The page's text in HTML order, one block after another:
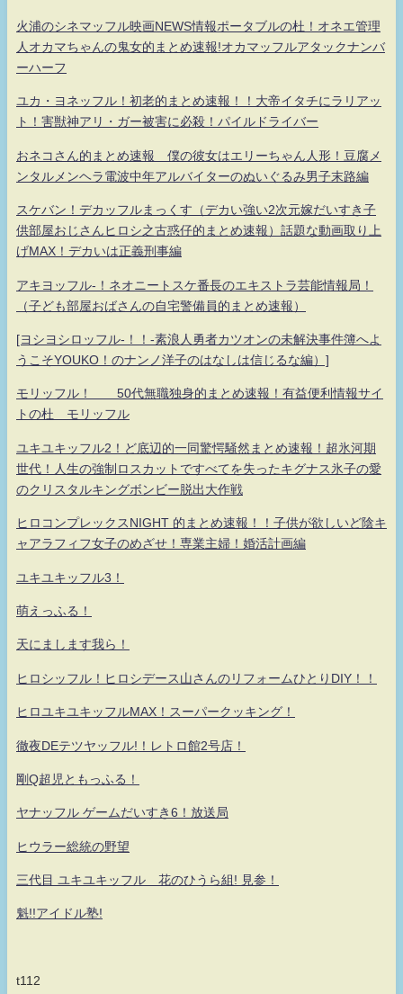
火浦のシネマッフル映画NEWS情報ポータブルの杜！オネエ管理
人オカマちゃんの鬼女的まとめ速報!オカマッフルアタックナンバ
ーハーフ
ユカ・ヨネッフル！初老的まとめ速報！！大帝イタチにラリアッ
ト！害獣神アリ・ガー被害に必殺！パイルドライバー
おネコさん的まとめ速報 僕の彼女はエリーちゃん人形！豆腐メ
ンタルメンヘラ電波中年アルバイターのぬいぐるみ男子末路編
スケバン！デカッフルまっくす（デカい強い2次元嫁だいすき子
供部屋おじさんヒロシ之古惑仔的まとめ速報）話題な動画取り上
げMAX！デカいは正義刑事編
アキヨッフル-！ネオニートスケ番長のエキストラ芸能情報局！
（子ども部屋おばさんの自宅警備員的まとめ速報）
[ヨシヨシロッフル-！！-素浪人勇者カツオンの未解決事件簿へよ
うこそYOUKO！のナンノ洋子のはなしは信じるな編）]
モリッフル！ 50代無職独身的まとめ速報！有益便利情報サイ
トの杜 モリッフル
ユキユキッフル2！ど底辺的一同驚愕騒然まとめ速報！超氷河期
世代！人生の強制ロスカットですべてを失ったキグナス氷子の愛
のクリスタルキングボンビー脱出大作戦
ヒロコンプレックスNIGHT 的まとめ速報！！子供が欲しいど陰キ
ャアラフィフ女子のめざせ！専業主婦！婚活計画編
ユキユキッフル3！
萌えっふる！
天にまします我ら！
ヒロシッフル！ヒロシデース山さんのリフォームひとりDIY！！
ヒロユキユキッフルMAX！スーパークッキング！
徹夜DEテツヤッフル!！レトロ館2号店！
剛Q超児ともっふる！
ヤナッフル ゲームだいすき6！放送局
ヒウラー総統の野望
三代目 ユキユキッフル 花のひうら組! 見参！
魁!!アイドル塾!
t112